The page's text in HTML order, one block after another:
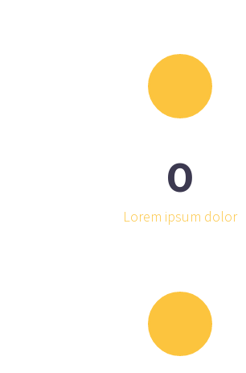
0
Lorem ipsum dolor